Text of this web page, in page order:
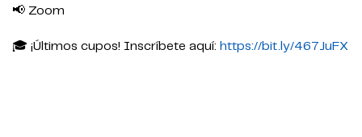
📢 Zoom
🎓 ¡Últimos cupos! Inscríbete aquí: https://bit.ly/467JuFX